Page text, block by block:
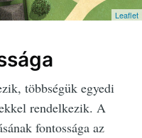
Leaflet
többségük egyedi
rendelkezik. A
fontossága az